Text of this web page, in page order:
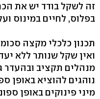
זה לשקל בודד יש את
בפלוס, לחיים במינוס
תכנון כלכלי מקצה
ואין שקל שנותר ללא
מנהלים תקציב ובהעדר
נוהגים להוציא באופן
מיני פינוקים באופן